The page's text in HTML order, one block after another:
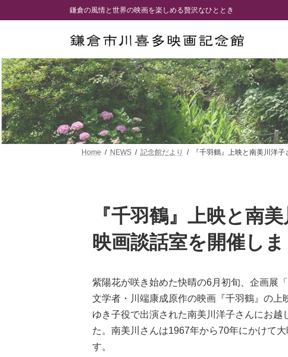
へ
ス
キ
ッ
プ
ョ
ン
に
移
動
鎌倉の風情と世界の映画を楽しめる贅沢なひととき
Home NEWS 記念館だより 『千羽鶴』上映と南美川洋
『千羽鶴』上映と南
映画談話室を開催し
紫陽花が咲き始めた快晴の6月初旬、企画展
文学者・川端康成原作の映画『千羽鶴』の
ゆき子役で出演された南美川洋子さんにお
た。南美川さんは1967年から70年にかけて
す。